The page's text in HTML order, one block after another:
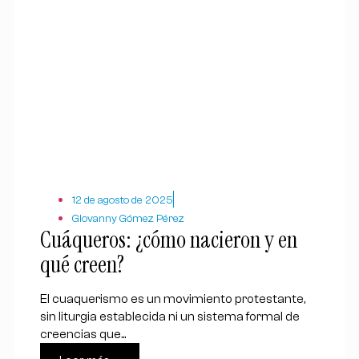
12 de agosto de 2025
Giovanny Gómez Pérez
Cuáqueros: ¿cómo nacieron y en
qué creen?
El cuaquerismo es un movimiento protestante,
sin liturgia establecida ni un sistema formal de
creencias que...